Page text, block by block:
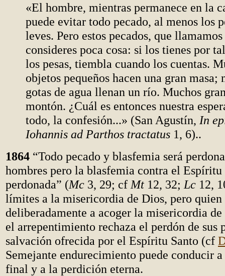
«El hombre, mientras permanece en la
puede evitar todo pecado, al menos los
leves. Pero estos pecados, que
consideres poca cosa: si los tienes por
los pesas, tiembla cuando los cuentas.
objetos pequeños hacen una gran masa;
gotas de agua llenan un río. Muchos
montón. ¿Cuál es entonces nuestra
todo, la confesión...» (San Agustín, In
Iohannis ad Parthos tractatus 1, 6)..
1864 “Todo pecado y blasfemia será
hombres pero la blasfemia contra el Espíritu
perdonada” (Mc 3, 29; cf Mt 12, 32; Lc 12,
límites a la misericordia de Dios, pero quien
deliberadamente a acoger la misericordia
el arrepentimiento rechaza el perdón de sus
salvación ofrecida por el Espíritu Santo (cf
Semejante endurecimiento puede conducir
final y a la perdición eterna.